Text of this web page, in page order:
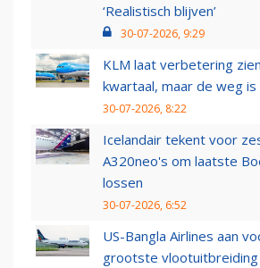
‘Realistisch blijven’
30-07-2026, 9:29
KLM laat verbetering
kwartaal, maar de weg is
30-07-2026, 8:22
Icelandair tekent voor
A320neo's om laatste
lossen
30-07-2026, 6:52
US-Bangla Airlines aan
grootste